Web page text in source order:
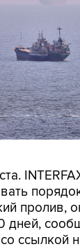
пролив,
дней,
ссылкой